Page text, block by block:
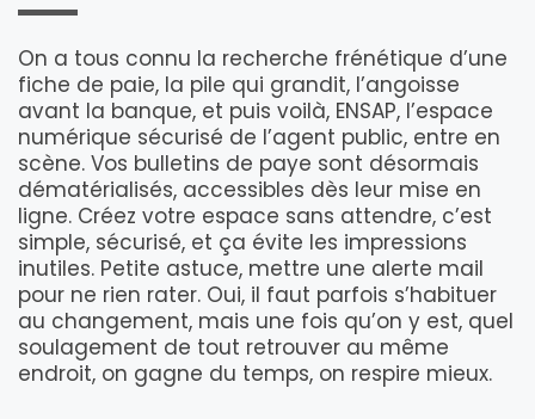
On a tous connu la recherche frénétique d’une
fiche de paie, la pile qui grandit, l’angoisse
avant la banque, et puis voilà, ENSAP, l’espace
numérique sécurisé de l’agent public, entre en
scène. Vos bulletins de paye sont désormais
dématérialisés, accessibles dès leur mise en
ligne. Créez votre espace sans attendre, c’est
simple, sécurisé, et ça évite les impressions
inutiles. Petite astuce, mettre une alerte mail
pour ne rien rater. Oui, il faut parfois s’habituer
au changement, mais une fois qu’on y est, quel
soulagement de tout retrouver au même
endroit, on gagne du temps, on respire mieux.